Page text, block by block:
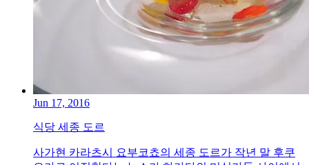
Jun 17, 2016
식당 세종 도르
사가현 카라츠시 요부코쵸의 세종 도르가 작년 말 후쿠